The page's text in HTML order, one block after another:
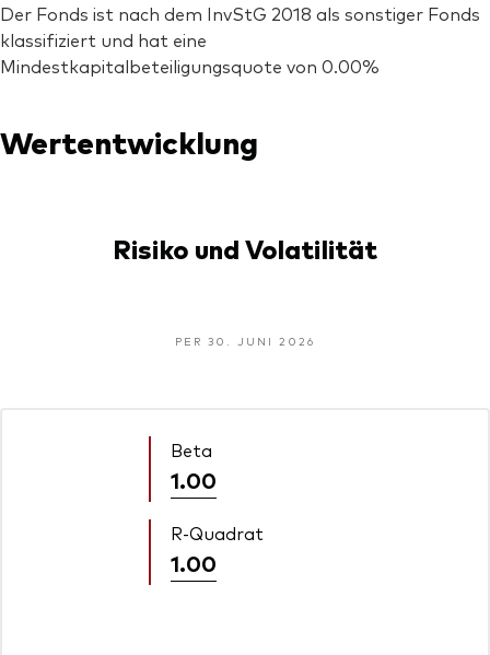
Der Fonds ist nach dem InvStG 2018 als sonstiger Fonds
klassifiziert und hat eine
Mindestkapitalbeteiligungsquote von 0.00%
Wertentwicklung
Risiko und Volatilität
PER 30. JUNI 2026
Beta
1.00
R-Quadrat
1.00